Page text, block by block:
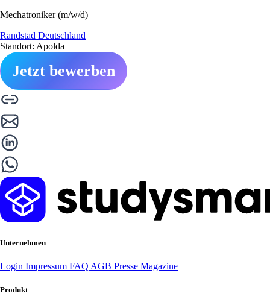
Mechatroniker (m/w/d)
Randstad Deutschland
Standort: Apolda
Jetzt bewerben
Unternehmen
Login Impressum FAQ AGB Presse Magazine
Produkt